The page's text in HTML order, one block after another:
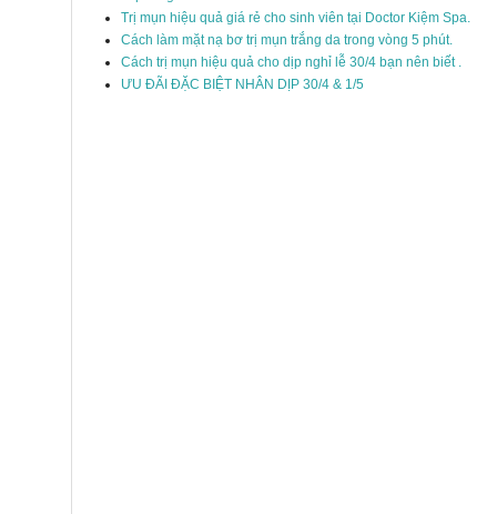
Trị mụn hiệu quả giá rẻ cho sinh viên tại Doctor Kiệm Spa.
Cách làm mặt nạ bơ trị mụn trắng da trong vòng 5 phút.
Cách trị mụn hiệu quả cho dịp nghỉ lễ 30/4 bạn nên biết .
ƯU ĐÃI ĐẶC BIỆT NHÂN DỊP 30/4 & 1/5